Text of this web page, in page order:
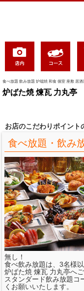
食べ放題 飲み放題 炉端焼 和食 個室 座敷 居酒
炉ばた焼 煉瓦 力丸亭
お店のこだわりポイント
食べ放題・飲み
無し！
食べ飲み放題は、3名様
炉ばた焼 煉瓦 力丸亭へ
スタンダード飲み放題コ
くお願いいたします。